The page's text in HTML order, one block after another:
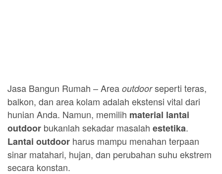
Jasa Bangun Rumah – Area outdoorseperti teras,
balkon, dan area kolam adalah ekstensi vital dari
hunian Anda. Namun, memilih material lantai
outdoor bukanlah sekadar masalah estetika.
Lantai outdoor harus mampu menahan terpaan
sinar matahari, hujan, dan perubahan suhu ekstrem
secara konstan.